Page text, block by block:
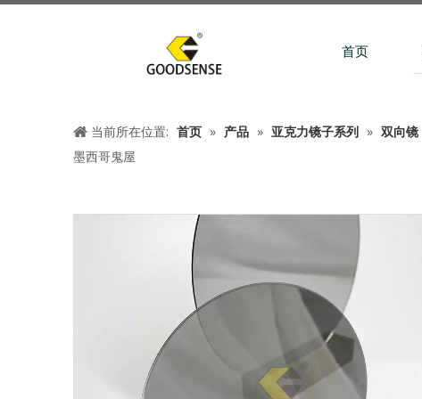
首页
当前所在位置: 首页 » 产品 » 亚克力镜子系列 » 双向镜
墨西哥鬼屋